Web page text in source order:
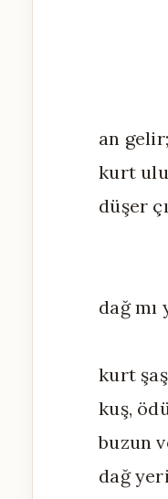
an
kurt
düşer
dağ
kurt
kuş,
buzun
dağ